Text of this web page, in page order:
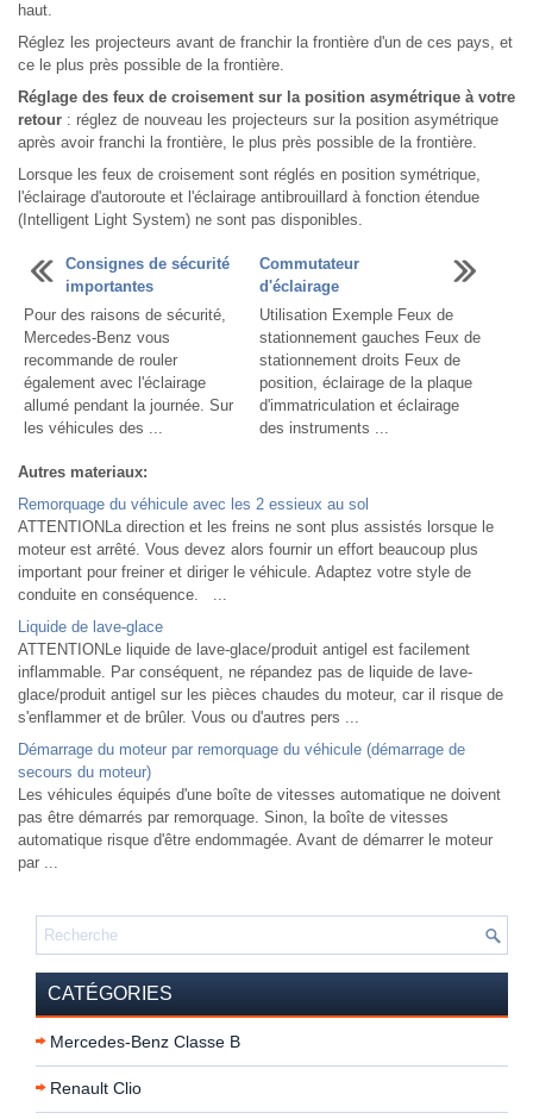
haut.
Réglez les projecteurs avant de franchir la frontière d'un de ces pays, et
ce le plus près possible de la frontière.
Réglage des feux de croisement sur la position asymétrique à votre
retour : réglez de nouveau les projecteurs sur la position asymétrique
après avoir franchi la frontière, le plus près possible de la frontière.
Lorsque les feux de croisement sont réglés en position symétrique,
l'éclairage d'autoroute et l'éclairage antibrouillard à fonction étendue
(Intelligent Light System) ne sont pas disponibles.
Consignes de sécurité
importantes
Pour des raisons de sécurité,
Mercedes-Benz vous
recommande de rouler
également avec l'éclairage
allumé pendant la journée. Sur
les véhicules des ...
Commutateur
d'éclairage
Utilisation Exemple Feux de
stationnement gauches Feux de
stationnement droits Feux de
position, éclairage de la plaque
d'immatriculation et éclairage
des instruments ...
Autres materiaux:
Remorquage du véhicule avec les 2 essieux au sol
ATTENTIONLa direction et les freins ne sont plus assistés lorsque le
moteur est arrêté. Vous devez alors fournir un effort beaucoup plus
important pour freiner et diriger le véhicule. Adaptez votre style de
conduite en conséquence. ...
Liquide de lave-glace
ATTENTIONLe liquide de lave-glace/produit antigel est facilement
inflammable. Par conséquent, ne répandez pas de liquide de lave-
glace/produit antigel sur les pièces chaudes du moteur, car il risque de
s'enflammer et de brûler. Vous ou d'autres pers ...
Démarrage du moteur par remorquage du véhicule (démarrage de
secours du moteur)
Les véhicules équipés d'une boîte de vitesses automatique ne doivent
pas être démarrés par remorquage. Sinon, la boîte de vitesses
automatique risque d'être endommagée. Avant de démarrer le moteur
par ...
CATÉGORIES
Mercedes-Benz Classe B
Renault Clio